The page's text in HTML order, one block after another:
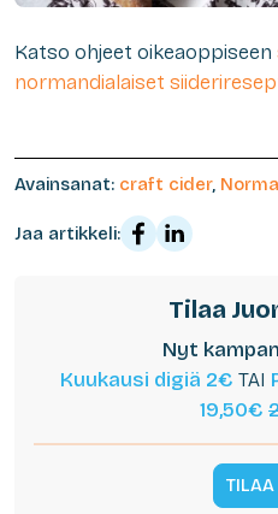
Katso ohjeet oikeaoppiseen
normandialaiset
Avainsanat: craft cider,
Jaa artikkeli:
Tilaa
Nyt
Kuukausi digiä 2€ TAI
19,50€
TILAA